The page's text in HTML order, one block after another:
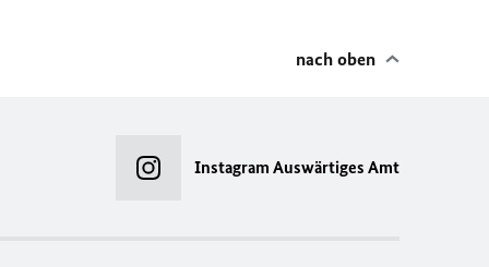
nach oben
Instagram Auswärtiges Amt